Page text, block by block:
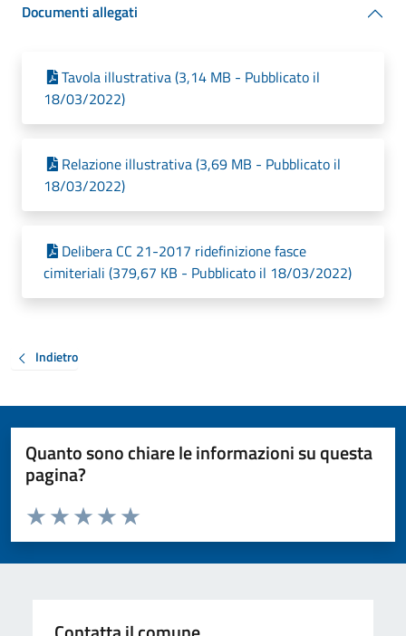
Documenti allegati
Tavola illustrativa (3,14 MB - Pubblicato il
18/03/2022)
Relazione illustrativa (3,69 MB - Pubblicato il
18/03/2022)
Delibera CC 21-2017 ridefinizione fasce
cimiteriali (379,67 KB - Pubblicato il 18/03/2022)
Indietro
Quanto sono chiare le informazioni su questa
pagina?
Valuta da 1 a 5 stelle la pagina
Valuta 5 stelle su 5
Valuta 4 stelle su 5
Valuta 3 stelle su 5
Valuta 2 stelle su 5
Valuta 1 stelle su 5